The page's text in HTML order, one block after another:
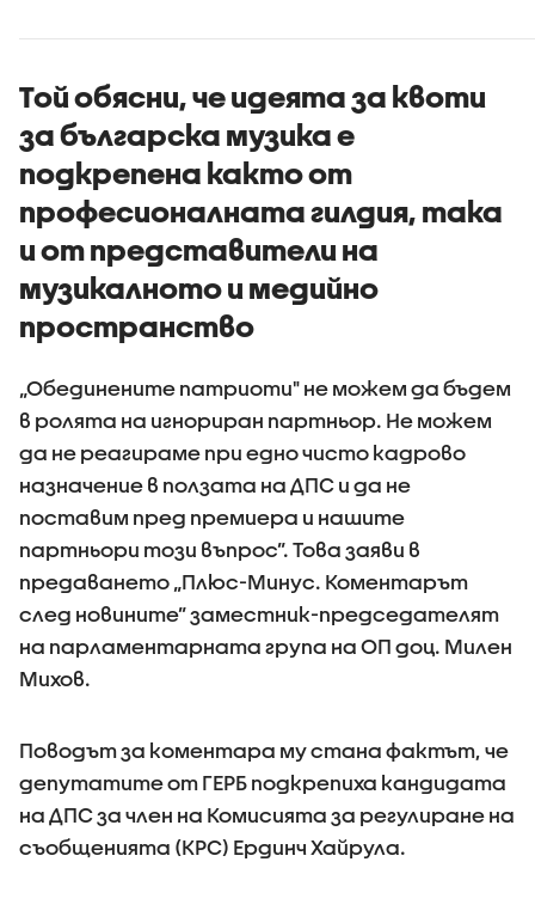
доверие през
Той обясни, че идеята за квоти
за българска музика е
подкрепена както от
професионалната гилдия, така
и от представители на
музикалното и медийно
пространство
„Обединените патриоти" не можем да бъдем
в ролята на игнориран партньор. Не можем
да не реагираме при едно чисто кадрово
назначение в ползата на ДПС и да не
поставим пред премиера и нашите
партньори този въпрос”. Това заяви в
предаването „Плюс-Минус. Коментарът
след новините” заместник-председателят
на парламентарната група на ОП доц. Милен
Михов.
Поводът за коментара му стана фактът, че
депутатите от ГЕРБ подкрепиха кандидата
на ДПС за член на Комисията за регулиране на
съобщенията (КРС) Ердинч Хайрула.